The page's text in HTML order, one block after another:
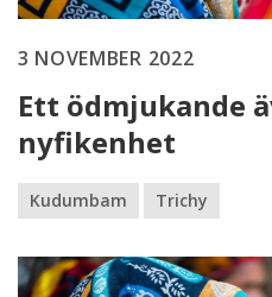
3 NOVEMBER 2022
Ett ödmjukande
nyfikenhet
Kudumbam Trichy